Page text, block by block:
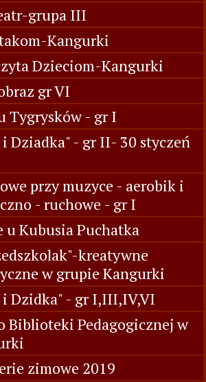
grupa III
Kangurki
Dzieciom-Kangurki
gr VI
Tygrysków - gr I
Dziadka" - gr II- 30 styczeń
przy muzyce - aerobik i
- ruchowe - gr I
u Kubusia Puchatka
kreatywne
w grupie Kangurki
i Dzidka" - gr I,III,IV,VI
Biblioteki Pedagogicznej w
zimowe 2019